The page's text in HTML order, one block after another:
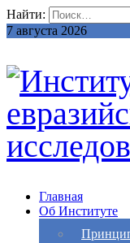
Найти:
7 августа 2026
Главная
Об Институте